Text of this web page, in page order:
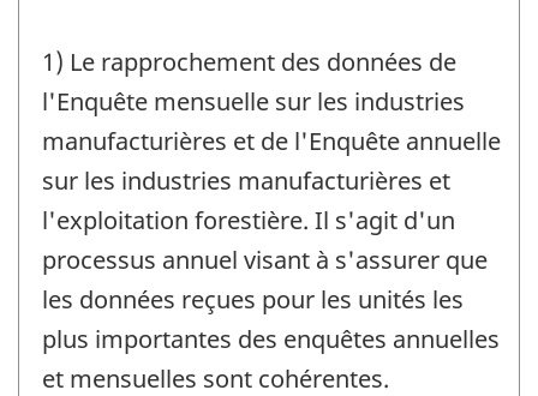
1) Le rapprochement des données de
l'Enquête mensuelle sur les industries
manufacturières et de l'Enquête annuelle
sur les industries manufacturières et
l'exploitation forestière. Il s'agit d'un
processus annuel visant à s'assurer que
les données reçues pour les unités les
plus importantes des enquêtes annuelles
et mensuelles sont cohérentes.